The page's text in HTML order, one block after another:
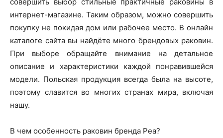
интернет-магазине. Таким образом, можно совершить
покупку не покидая дом или рабочее место. В онлайн
каталоге сайта вы найдёте много брендовых раковин.
При выборе обращайте внимание на детальное
описание и характеристики каждой понравившейся
модели. Польская продукция всегда была на высоте,
поэтому славится во многих странах мира, включая
нашу.
В чем особенность раковин бренда Реа?